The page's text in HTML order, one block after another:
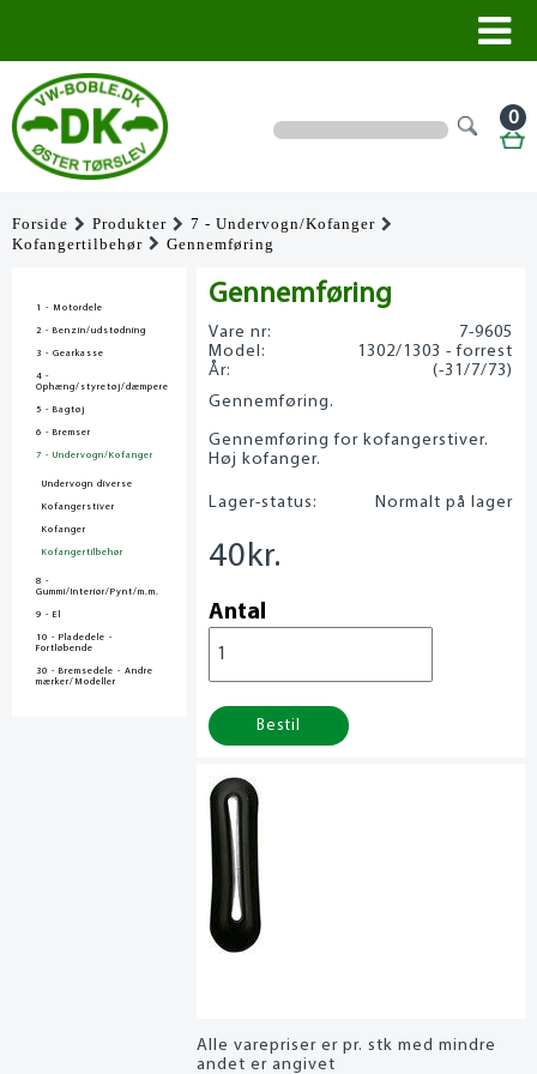
0
Forside Produkter
7 - Undervogn/Kofanger
Kofangertilbehør
Gennemføring
1 - Motordele
2 - Benzin/udstødning
3 - Gearkasse
4 -
Ophæng/styretøj/dæmpere
5 - Bagtøj
6 - Bremser
7 - Undervogn/Kofanger
Undervogn diverse
Kofangerstiver
Kofanger
Kofangertilbehør
8 -
Gummi/Interiør/Pynt/m.m.
9 - El
10 - Pladedele -
Fortløbende
30 - Bremsedele - Andre
mærker/Modeller
Gennemføring
Vare nr:
7-9605
Model:
1302/1303 - forrest
År:
(-31/7/73)
Gennemføring.
Gennemføring for kofangerstiver.
Høj kofanger.
Lager-status: Normalt på lager
40kr.
Antal
Bestil
Alle varepriser er pr. stk med mindre
andet er angivet